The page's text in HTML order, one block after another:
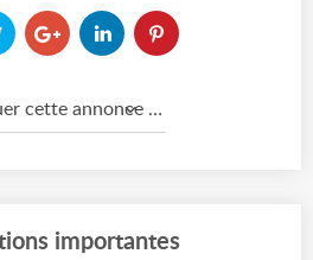
Marquer cette annonce comme...
importantes